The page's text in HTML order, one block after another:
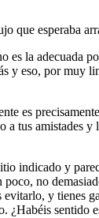
que esperaba
la adecuada
y eso, por muy
es
tus amistades y
indicado y
no
y tienes
¿Habéis sentido